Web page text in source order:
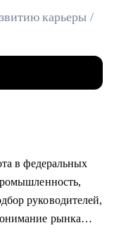
карьеры /
в федеральных
руководителей,
рынка